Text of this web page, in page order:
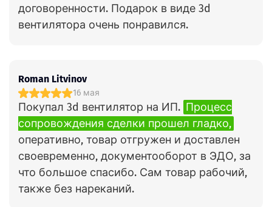
договоренности. Подарок в виде 3d
вентилятора очень понравился.
Roman Litvinov
16 мая
Покупал 3d вентилятор на ИП. Процесс
сопровождения сделки прошел гладко,
оперативно, товар отгружен и доставлен
своевременно, документооборот в ЭДО, за
что большое спасибо. Сам товар рабочий,
также без нареканий.